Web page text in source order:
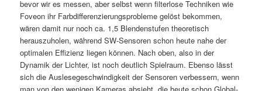
bevor wir es messen, aber selbst wenn filterlose Techniken wie
Foveon ihr Farbdifferenzierungsprobleme gelöst bekommen,
wären damit nur noch ca. 1,5 Blendenstufen theoretisch
herauszuholen, während SW-Sensoren schon heute nahe der
optimalen Effizienz liegen können. Nach oben, also in der
Dynamik der Lichter, ist noch deutlich Spielraum. Ebenso lässt
sich die Auslesegeschwindigkeit der Sensoren verbessern, wenn